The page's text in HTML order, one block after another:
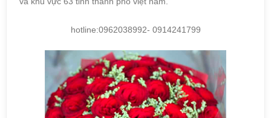
hotline:0962038992- 0914241799